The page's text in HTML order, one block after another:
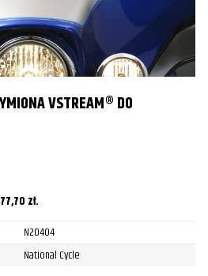
VSTREAM® DO
zł.
N20404
National Cycle